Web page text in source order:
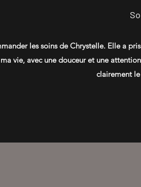
les soins de Chrystelle. Elle a
vie, avec une douceur et une
clairement